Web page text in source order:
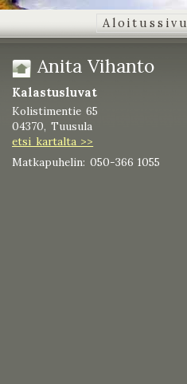
Aloitussivu
Anita Vihanto
Kalastusluvat
Kolistimentie 65
04370, Tuusula
etsi kartalta >>
Matkapuhelin: 050-366 1055